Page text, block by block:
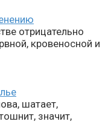
отрицательно
кровеносной и
шатает,
значит,